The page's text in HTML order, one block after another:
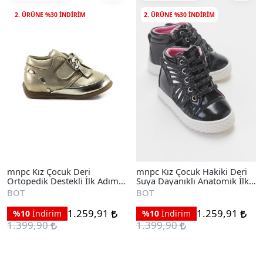
2. ÜRÜNE %30 INDIRIM
mnpc Kız Çocuk Deri
Ortopedik Destekli İlk Adım
Bot
BOT
%10 İndirim
1.259,91
1.399,90
2. ÜRÜNE %30 INDIRIM
mnpc Kız Çocuk Hakiki Deri
Suya Dayanıklı Anatomik İlk
Adım Bot
BOT
%10 İndirim
1.259,91
1.399,90